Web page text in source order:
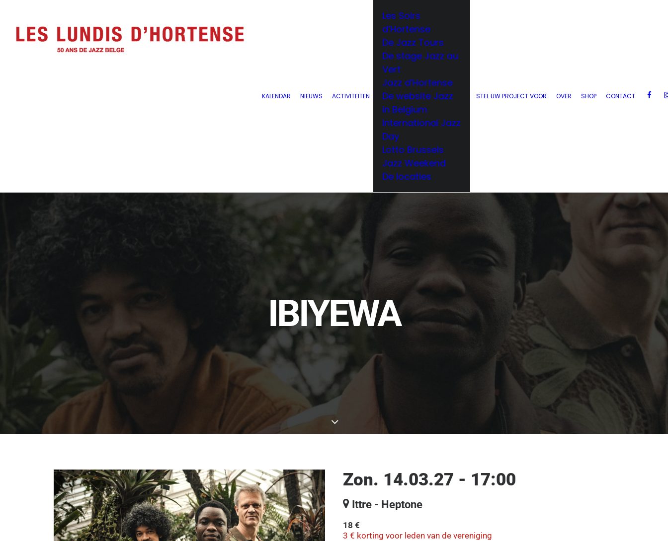
KALENDAR NIEUWS ACTIVITEITEN
Les Soirs
d’Hortense
De Jazz Tours
De stage Jazz au
Vert
Jazz d’Hortense
De website Jazz
in Belgium
International Jazz
Day
Lotto Brussels
Jazz Weekend
De locaties
STEL UW PROJECT VOOR OVER SHOP CONTACT
IBIYEWA
Zon. 14.03.27 - 17:00
Ittre - Heptone
18 €
3 € korting voor leden van de vereniging